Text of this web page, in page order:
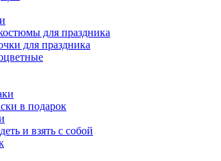
для праздника
для праздника
в подарок
и взять с собой